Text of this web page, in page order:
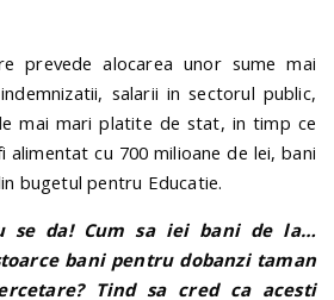
prevede alocarea unor sume mai
salarii in sectorul public,
mai mari platite de stat, in timp ce
alimentat cu 700 milioane de lei, bani
bugetul pentru Educatie.
se da! Cum sa iei bani de la…
bani pentru dobanzi taman
Tind sa cred ca acesti